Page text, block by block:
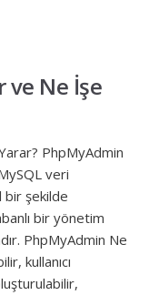
Ne İşe
PhpMyAdmin
veri
bir şekilde
bir yönetim
PhpMyAdmin Ne
kullanıcı